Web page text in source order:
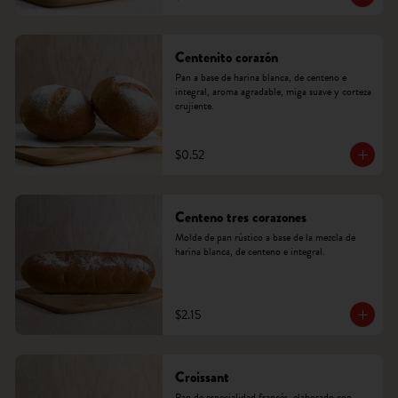
Centenito corazón
Pan a base de harina blanca, de centeno e
integral, aroma agradable, miga suave y corteza
crujiente.
$0.52
Centeno tres corazones
Molde de pan rústico a base de la mezcla de
harina blanca, de centeno e integral.
$2.15
Croissant